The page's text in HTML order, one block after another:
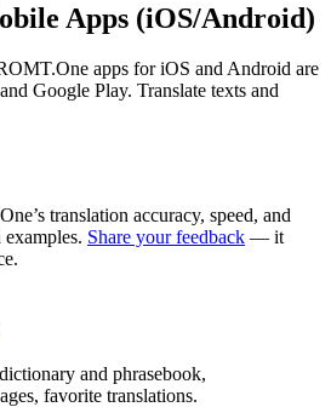
Apps (iOS/Android)
apps for iOS and Android are
Google Play. Translate texts and
translation accuracy, speed, and
Share your feedback — it
and phrasebook,
favorite translations.